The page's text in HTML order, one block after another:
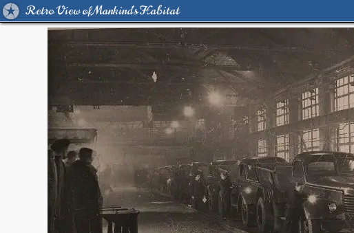
Retro View of Mankind's Habitat